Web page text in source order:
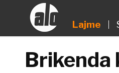
Lajme
Brikenda